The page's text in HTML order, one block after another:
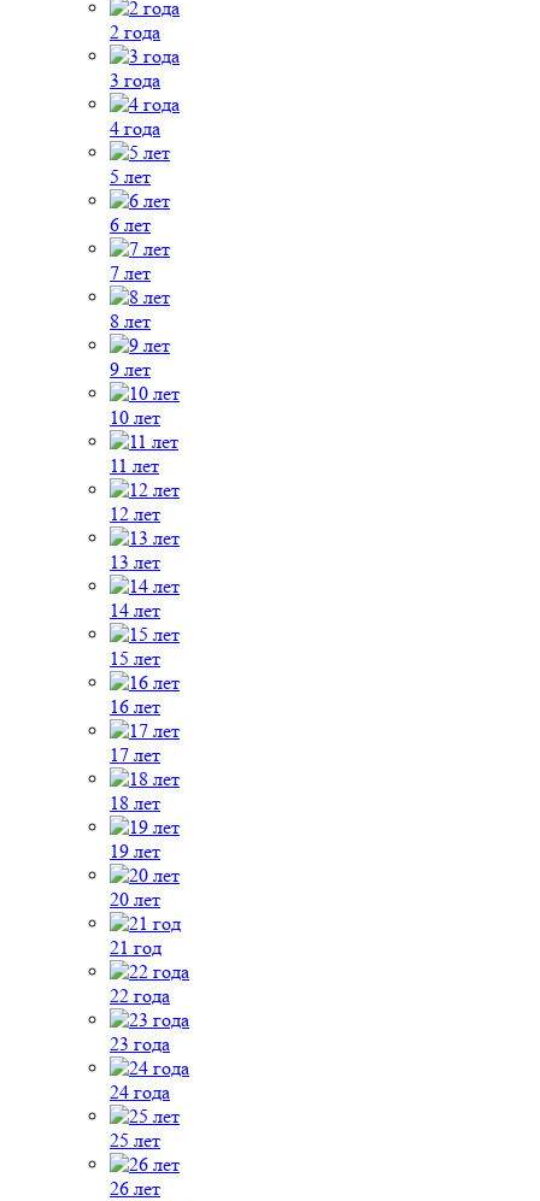
2 года
3 года
4 года
5 лет
6 лет
7 лет
8 лет
9 лет
10 лет
11 лет
12 лет
13 лет
14 лет
15 лет
16 лет
17 лет
18 лет
19 лет
20 лет
21 год
22 года
23 года
24 года
25 лет
26 лет